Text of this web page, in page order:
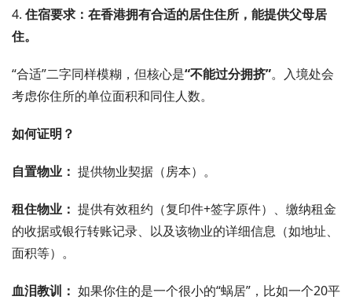
4. 住宿要求：在香港拥有合适的居住住所，能提供父母居
住。
“合适”二字同样模糊，但核心是“不能过分拥挤”。入境处会
考虑你住所的单位面积和同住人数。
如何证明？
自置物业： 提供物业契据（房本）。
租住物业： 提供有效租约（复印件+签字原件）、缴纳租金
的收据或银行转账记录、以及该物业的详细信息（如地址、
面积等）。
血泪教训： 如果你住的是一个很小的“蜗居”，比如一个20平